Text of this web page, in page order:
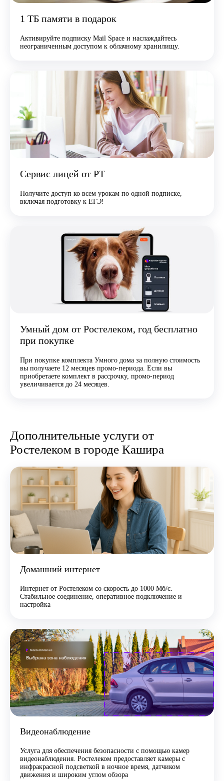
1 ТБ памяти в подарок
Активируйте подписку Mail Space и наслаждайтесь
неограниченным доступом к облачному хранилищу.
Сервис лицей от РТ
Получите доступ ко всем урокам по одной подписке,
включая подготовку к ЕГЭ!
Умный дом от Ростелеком, год бесплатно
при покупке
При покупке комплекта Умного дома за полную стоимость
вы получаете 12 месяцев промо-периода. Если вы
приобретаете комплект в рассрочку, промо-период
увеличивается до 24 месяцев.
Дополнительные услуги от
Ростелеком в городе Кашира
Домашний интернет
Интернет от Ростелеком со скорость до 1000 Мб/с.
Стабильное соединение, оперативное подключение и
настройка
Видеонаблюдение
Услуга для обеспечения безопасности с помощью камер
видеонаблюдения. Ростелеком предоставляет камеры с
инфракрасной подсветкой в ночное время, датчиком
движения и широким углом обзора